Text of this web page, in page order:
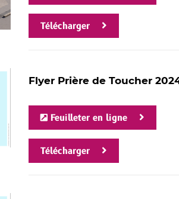
Télécharger
Flyer Prière de Toucher
Feuilleter en ligne
Télécharger